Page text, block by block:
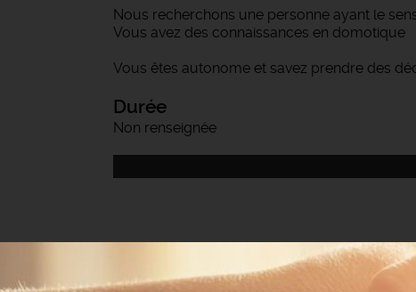
Nous recherchons une personne ayant le
Vous avez des connaissances en domotique
Vous êtes autonome et savez prendre des
Durée
Non renseignée